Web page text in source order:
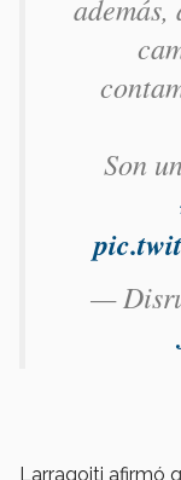
Son
—
Larragoiti afirmó